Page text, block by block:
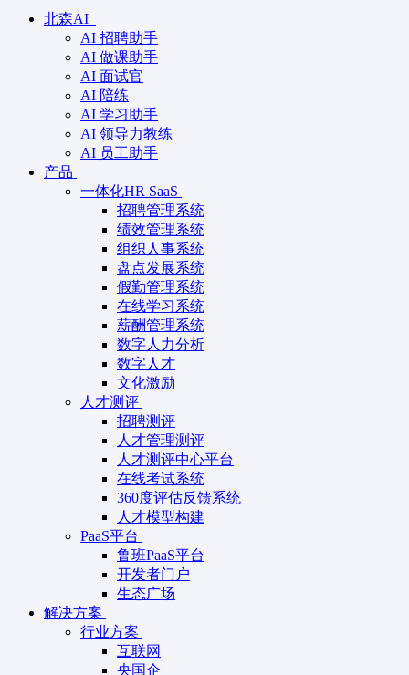
北森AI
AI 招聘助手
AI 做课助手
AI 面试官
AI 陪练
AI 学习助手
AI 领导力教练
AI 员工助手
产品
一体化HR SaaS
招聘管理系统
绩效管理系统
组织人事系统
盘点发展系统
假勤管理系统
在线学习系统
薪酬管理系统
数字人力分析
数字人才
文化激励
人才测评
招聘测评
人才管理测评
人才测评中心平台
在线考试系统
360度评估反馈系统
人才模型构建
PaaS平台
鲁班PaaS平台
开发者门户
生态广场
解决方案
行业方案
互联网
央国企